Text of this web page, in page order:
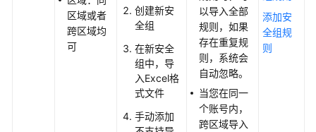
区域或者
跨区域均
可
创建新安
全组
在新安全
组中，导
入Excel格
式文件
手动添加
以导入全部
规则，如果
存在重复规
则，系统会
自动忽略。
当您在同一
个账号内，
跨区域导入
添加安
全组规
则